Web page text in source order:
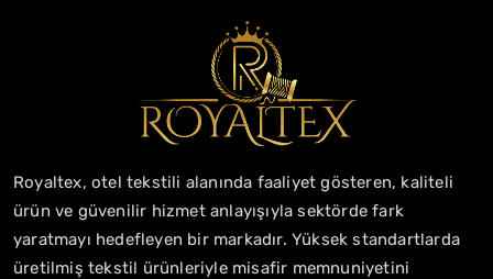
Royaltex, otel tekstili alanında faaliyet gösteren, kaliteli
ürün ve güvenilir hizmet anlayışıyla sektörde fark
yaratmayı hedefleyen bir markadır. Yüksek standartlarda
üretilmiş tekstil ürünleriyle misafir memnuniyetini